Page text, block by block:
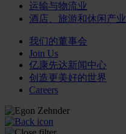
运输与物流业
酒店、旅游和休闲产业
我们的董事会
Join Us
亿康先达新闻中心
创造更美好的世界
Careers